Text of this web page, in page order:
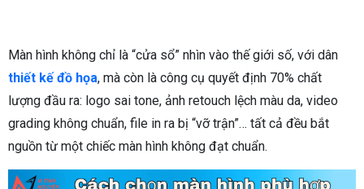
Màn hình không chỉ là “cửa sổ” nhìn vào thế giới số, với dân
thiết kế đồ họa, mà còn là công cụ quyết định 70% chất
lượng đầu ra: logo sai tone, ảnh retouch lệch màu da, video
grading không chuẩn, file in ra bị “vỡ trận”… tất cả đều bắt
nguồn từ một chiếc màn hình không đạt chuẩn.